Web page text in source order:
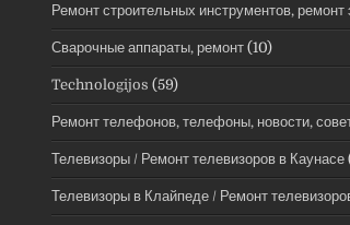
Ремонт строительных инструментов, ремонт
Сварочные аппараты, ремонт (10)
Technologijos (59)
Ремонт телефонов, телефоны, новости,
Телевизоры / Ремонт телевизоров в Каунасе
Телевизоры в Клайпеде / Ремонт